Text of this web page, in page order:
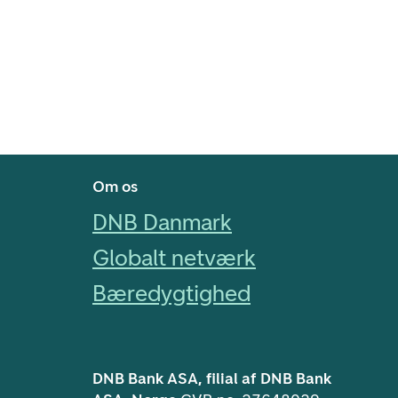
Om os
DNB Danmark
Globalt netværk
Bæredygtighed
DNB Bank ASA, filial af DNB Bank